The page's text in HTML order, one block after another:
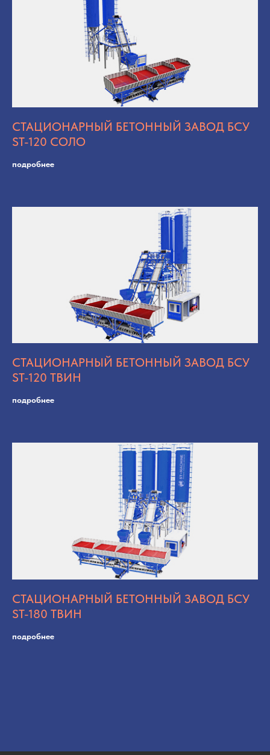
СТАЦИОНАРНЫЙ БЕТОННЫЙ ЗАВОД БСУ
ST-120 СОЛО
подробнее
СТАЦИОНАРНЫЙ БЕТОННЫЙ ЗАВОД БСУ
ST-120 ТВИН
подробнее
СТАЦИОНАРНЫЙ БЕТОННЫЙ ЗАВОД БСУ
ST-180 ТВИН
подробнее
Я согласен получать рекламные и
информационные материалы
Отправить